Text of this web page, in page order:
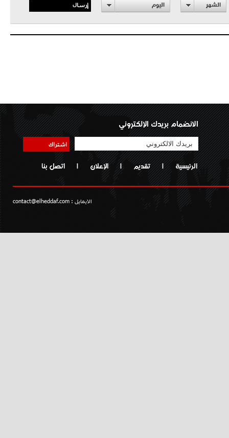
الشهر اليوم إرسال
الانضمام بريدك الإلكتروني
اشتراك
الرئيسية | تقديم | الإعلان | اتصل بنا
الايمايل : contact@elheddaf.com